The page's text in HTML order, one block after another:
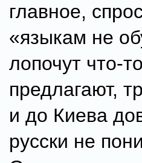
главное,
«языкам не
лопочут что-
предлагают,
и до Киева
русски не